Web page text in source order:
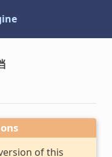
of this